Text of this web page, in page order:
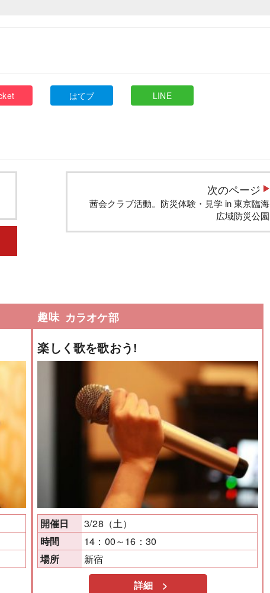
はてブ LINE
次のページ
茜会クラブ活動。防災体験・見学 in 東京臨海
広域防災公園
趣味 カラオケ部
楽しく歌を歌おう!
開催日 3/28（土）
時間 14：00～16：30
場所 新宿
詳細 >